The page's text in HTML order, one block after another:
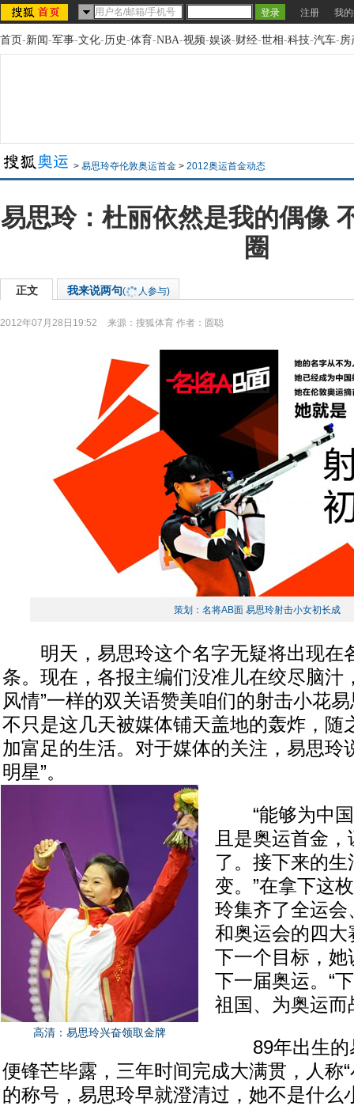
注册 我
首页-新闻-军事-文化-历史-体育-NBA-视频-娱谈-财经-世相-科技-汽车-房
> 易思玲夺伦敦奥运首金 > 2012奥运首金动态
易思玲：杜丽依然是我的偶像
圈
正文 我来说两句( 人参与)
2012年07月28日19:52 来源： 搜狐体育 作者：圆聪
策划：名将AB面 易思玲射击小女初长成
明天，易思玲这个名字无疑将出现在
条。现在，各报主编们没准儿在绞尽脑汁
风情”一样的双关语赞美咱们的射击小花
不只是这几天被媒体铺天盖地的轰炸，随
加富足的生活。对于媒体的关注，易思玲
明星”。
高清：易思玲兴奋领取金牌
“能够为中国
且是奥运首金
了。接下来的
变。”在拿下这
玲集齐了全运
和奥运会的四
下一个目标，
下一届奥运。“
祖国、为奥运而
89年出生的
便锋芒毕露，三年时间完成大满贯，人称
的称号，易思玲早就澄清过，她不是什么